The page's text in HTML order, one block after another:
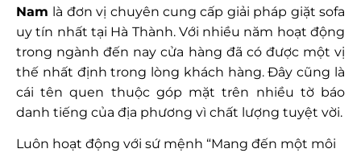
Nam là đơn vị chuyên cung cấp giải pháp giặt sofa
uy tín nhất tại Hà Thành. Với nhiều năm hoạt động
trong ngành đến nay cửa hàng đã có được một vị
thế nhất định trong lòng khách hàng. Đây cũng là
cái tên quen thuộc góp mặt trên nhiều tờ báo
danh tiếng của địa phương vì chất lượng tuyệt vời.
Luôn hoạt động với sứ mệnh “Mang đến một môi